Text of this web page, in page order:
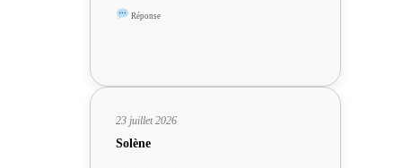
Réponse
23 juillet 2026
Solène